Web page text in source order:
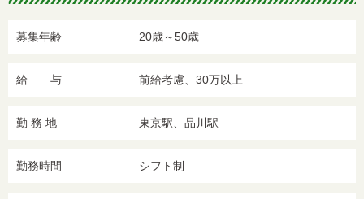
募集年齢 20歳～50歳
給 与 前給考慮、30万以上
勤 務 地 東京駅、品川駅
勤務時間 シフト制